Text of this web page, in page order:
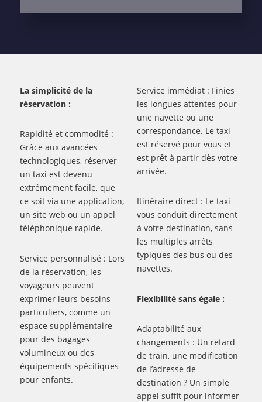
La simplicité de la
réservation :
Rapidité et commodité :
Grâce aux avancées
technologiques, réserver
un taxi est devenu
extrêmement facile, que
ce soit via une application,
un site web ou un appel
téléphonique rapide.
Service personnalisé : Lors
de la réservation, les
voyageurs peuvent
exprimer leurs besoins
particuliers, comme un
espace supplémentaire
pour des bagages
volumineux ou des
équipements spécifiques
pour enfants.
Service immédiat : Finies
les longues attentes pour
une navette ou une
correspondance. Le taxi
est réservé pour vous et
est prêt à partir dès votre
arrivée.
Itinéraire direct : Le taxi
vous conduit directement
à votre destination, sans
les multiples arrêts
typiques des bus ou des
navettes.
Flexibilité sans égale :
Adaptabilité aux
changements : Un retard
de train, une modification
de l’adresse de
destination ? Un simple
appel suffit pour informer